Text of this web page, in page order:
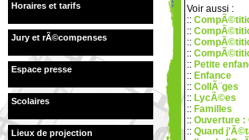
Horaires et tarifs
Jury et rÃ©compenses
Espace presse
Scolaires
Lieux de projection
Voir aussi :
::
::
::
::
:: Petite
:: Enfance
:: CollÃ¨ges
:: LycÃ©es
:: Familles
:: Ouverture :
:: Quand